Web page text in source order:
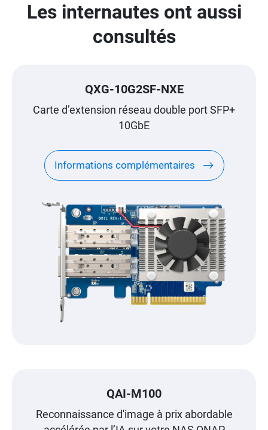
Les internautes ont aussi
consultés
QXG-10G2SF-NXE
Carte d’extension réseau double port SFP+
10GbE
Informations complémentaires
QAI-M100
Reconnaissance d'image à prix abordable